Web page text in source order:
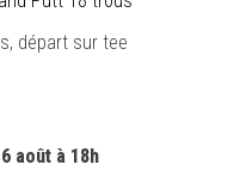
départ sur tee
août à 18h